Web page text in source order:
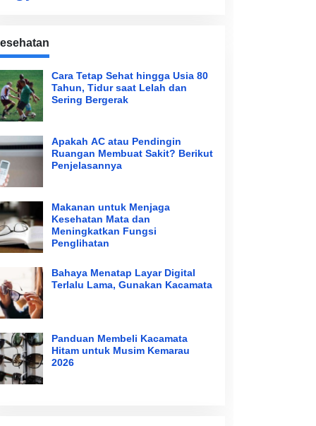
Cara Tetap Sehat hingga Usia 80
Tahun, Tidur saat Lelah dan
Sering Bergerak
Apakah AC atau Pendingin
Ruangan Membuat Sakit? Berikut
Penjelasannya
Makanan untuk Menjaga
Kesehatan Mata dan
Meningkatkan Fungsi
Penglihatan
Bahaya Menatap Layar Digital
Terlalu Lama, Gunakan Kacamata
Panduan Membeli Kacamata
Hitam untuk Musim Kemarau
2026